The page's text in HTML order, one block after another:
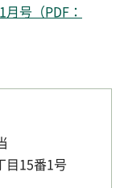
号（PDF：
目15番1号